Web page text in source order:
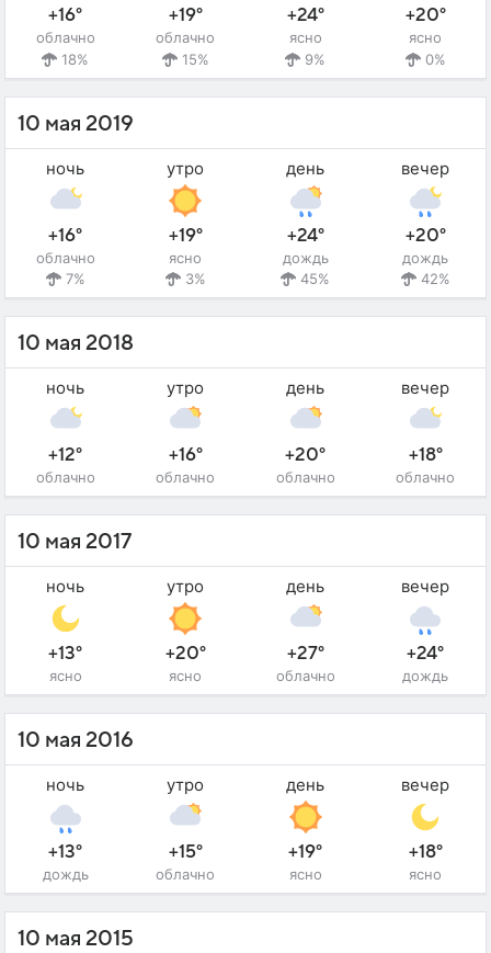
+16°
облачно
18%
+19°
облачно
15%
+24°
ясно
9%
+20°
ясно
0%
10 мая 2019
ночь
+16°
облачно
7%
утро
+19°
ясно
3%
день
+24°
дождь
45%
вечер
+20°
дождь
42%
10 мая 2018
ночь
+12°
облачно
утро
+16°
облачно
день
+20°
облачно
вечер
+18°
облачно
10 мая 2017
ночь
+13°
ясно
утро
+20°
ясно
день
+27°
облачно
вечер
+24°
дождь
10 мая 2016
ночь
+13°
дождь
утро
+15°
облачно
день
+19°
ясно
вечер
+18°
ясно
10 мая 2015